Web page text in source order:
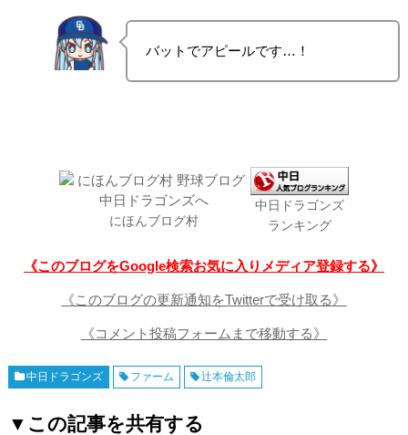
バットでアピールです…！
にほんブログ村
中日ドラゴンズ
ランキング
《このブログをGoogle検索お気に入りメディア登録する》
《このブログの更新通知をTwitterで受け取る》
《コメント投稿フォームまで移動する》
中日ドラゴンズ ファーム 辻本倫太郎
▼この記事を共有する